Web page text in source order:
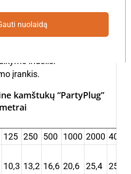
filtrai.
indelis.
įrankis.
kamštukų “PartyPlug”
125 250 500 1000 2000 4000
10,3 13,2 16,6 20,6 25,4 25,2
nuolaidą